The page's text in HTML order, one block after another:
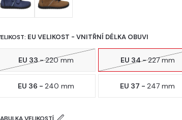
EU VELIKOST - VNITŘNÍ DÉLKA OBUVI
EU 33 -220 mm EU 34 -227 mm
EU 36 - 240 mm EU 37 -247 mm
VELIKOSTÍ